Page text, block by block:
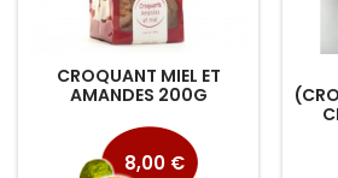
CROQUANT MIEL ET
AMANDES 200G
Prix
8,00 €